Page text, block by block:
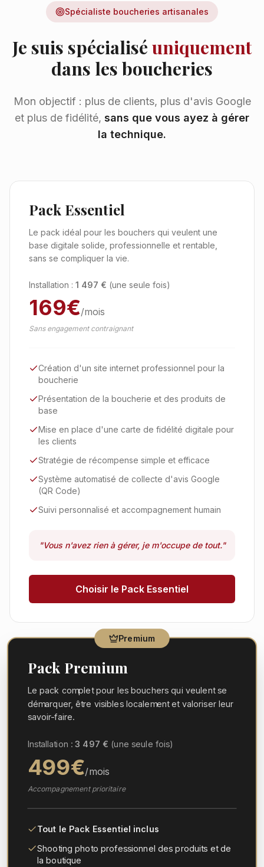
Spécialiste boucheries artisanales
Je suis spécialisé uniquement
dans les boucheries
Mon objectif : plus de clients, plus d'avis Google
et plus de fidélité, sans que vous ayez à gérer
la technique.
Pack Essentiel
Le pack idéal pour les bouchers qui veulent une
base digitale solide, professionnelle et rentable,
sans se compliquer la vie.
Installation : 1 497 € (une seule fois)
169€/mois
Sans engagement contraignant
Création d'un site internet professionnel pour la
boucherie
Présentation de la boucherie et des produits de
base
Mise en place d'une carte de fidélité digitale pour
les clients
Stratégie de récompense simple et efficace
Système automatisé de collecte d'avis Google
(QR Code)
Suivi personnalisé et accompagnement humain
"Vous n'avez rien à gérer, je m'occupe de tout."
Choisir le Pack Essentiel
Premium
Pack Premium
Le pack complet pour les bouchers qui veulent se
démarquer, être visibles localement et valoriser leur
savoir-faire.
Installation :3 497 € (une seule fois)
499€/mois
Accompagnement prioritaire
Tout le Pack Essentiel inclus
Shooting photo professionnel des produits et de
la boutique